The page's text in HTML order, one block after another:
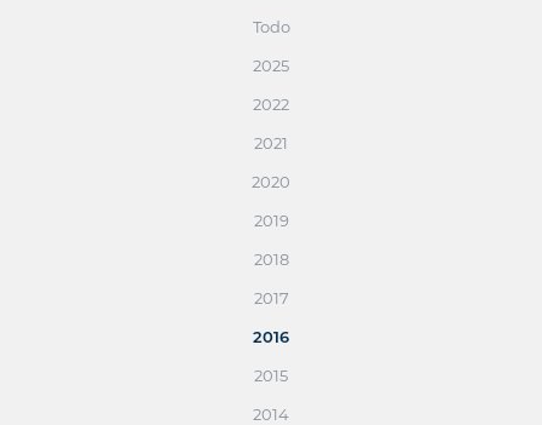
Todo
2025
2022
2021
2020
2019
2018
2017
2016
2015
2014